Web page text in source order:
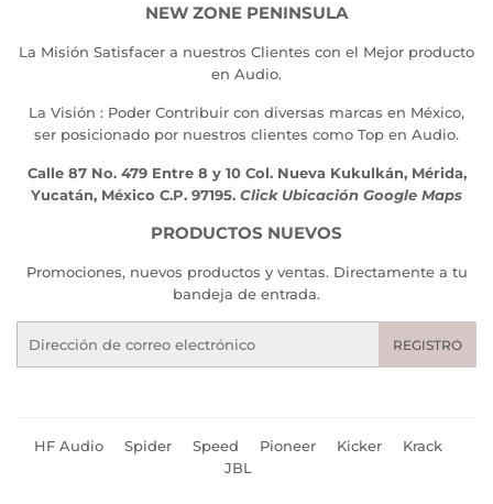
NEW ZONE PENINSULA
La Misión Satisfacer a nuestros Clientes con el Mejor producto
en Audio.
La Visión : Poder Contribuir con diversas marcas en México,
ser posicionado por nuestros clientes como Top en Audio.
Calle 87 No. 479 Entre 8 y 10 Col. Nueva Kukulkán, Mérida,
Yucatán, México C.P. 97195. Click Ubicación Google Maps
PRODUCTOS NUEVOS
Promociones, nuevos productos y ventas. Directamente a tu
bandeja de entrada.
REGISTRO
HF Audio Spider Speed Pioneer Kicker
Krack
JBL